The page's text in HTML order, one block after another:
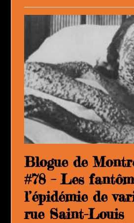
Blogue de
#78 – Les
l’épidémie de
rue Saint-Louis